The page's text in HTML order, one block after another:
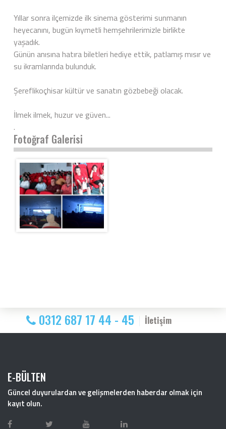
Yıllar sonra ilçemizde ilk sinema gösterimi sunmanın
heyecanını, bugün kıymetli hemşehrilerimizle birlikte
yaşadık.
Günün anısına hatıra biletleri hediye ettik, patlamış mısır ve
su ikramlarında bulunduk.
Şereflikoçhisar kültür ve sanatın gözbebeği olacak.
İlmek ilmek, huzur ve güven...
.
Fotoğraf Galerisi
0312 687 17 44 - 45 İletişim
E-BÜLTEN
Güncel duyurulardan ve gelişmelerden haberdar olmak için
kayıt olun.